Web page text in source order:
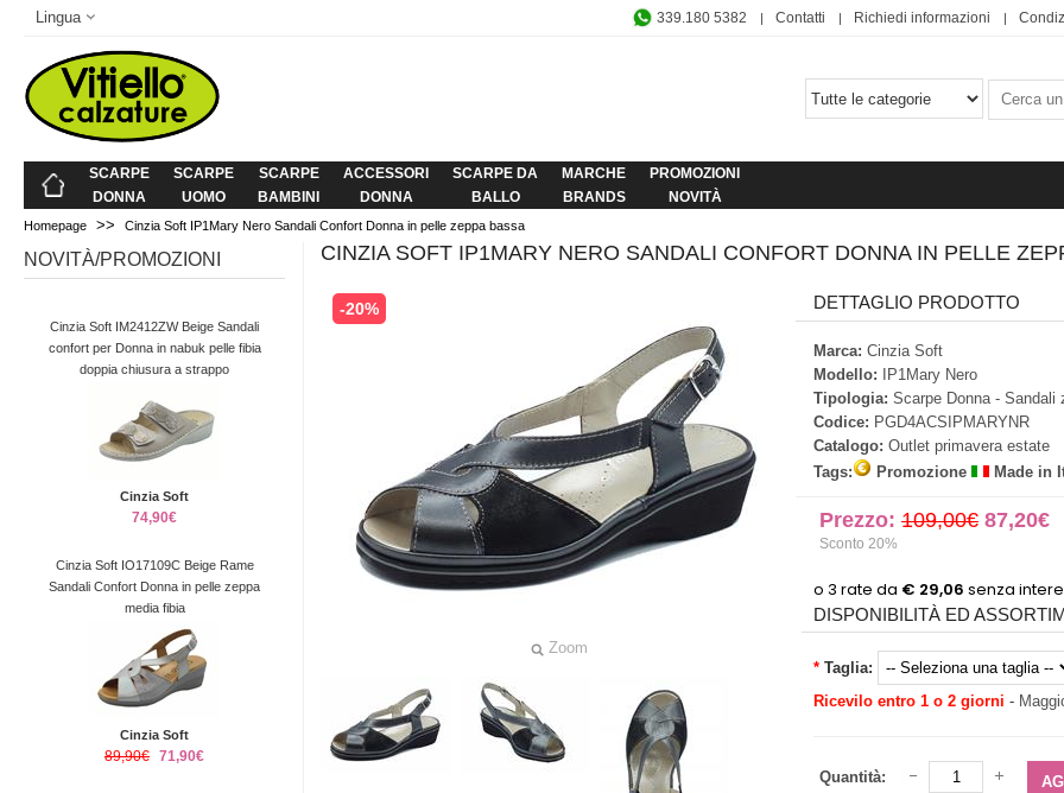
Lingua 339.180 5382 Contatti Richiedi informazioni
SCARPE
DONNA
SCARPE
UOMO
SCARPE
BAMBINI
ACCESSORI
DONNA
SCARPE DA
BALLO
MARCHE
BRANDS
PROMOZIONI
NOVITÀ
Homepage >> Cinzia Soft IP1Mary Nero Sandali Confort Donna in pelle zeppa bassa
NOVITÀ/PROMOZIONI
Cinzia Soft IM2412ZW Beige Sandali
confort per Donna in nabuk pelle fibia
doppia chiusura a strappo
Cinzia Soft
74,90€
Cinzia Soft IO17109C Beige Rame
Sandali Confort Donna in pelle zeppa
media fibia
Cinzia Soft
89,90€ 71,90€
CINZIA SOFT IP1MARY NERO SANDALI CONFORT DONNA IN PELLE
Zoom
-20% DETTAGLIO PRODOTTO
Marca: Cinzia Soft
Modello: IP1Mary Nero
Tipologia: Scarpe Donna - Sandali
Codice: PGD4ACSIPMARYNR
Catalogo: Outlet primavera estate
Tags:
Promozione Made in
Prezzo: 109,00€ 87,20€
Sconto 20%
DISPONIBILITÀ ED
* Taglia:
Ricevilo entro 1 o 2 giorni -
Quantità: